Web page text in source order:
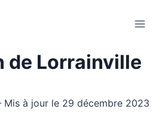
de Lorrainville
Mis à jour le 29 décembre 2023